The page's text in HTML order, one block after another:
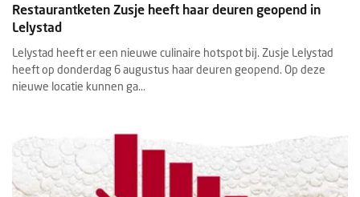
Restaurantketen Zusje heeft haar deuren geopend in
Lelystad
Lelystad heeft er een nieuwe culinaire hotspot bij. Zusje Lelystad
heeft op donderdag 6 augustus haar deuren geopend. Op deze
nieuwe locatie kunnen ga...